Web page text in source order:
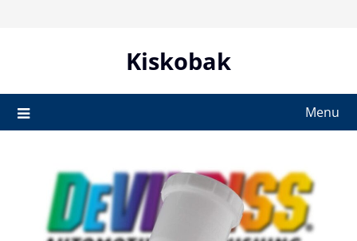
Kiskobak
Menu